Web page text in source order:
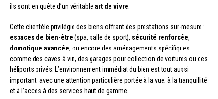
ils sont en quête d’un véritable art de vivre
Cette clientèle privilégie des biens offrant des prestations sur-mesure :
espaces de bien-être (spa, salle de sport), sécurité renforcée,
domotique avancée, ou encore des aménagements spécifiques
comme des caves à vin, des garages pour collection de voitures ou des
héliports privés. L’environnement immédiat du bien est tout aussi
important, avec une attention particulière portée à la vue, à la tranquillité
et à l’accès à des services haut de gamme.